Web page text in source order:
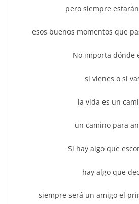
pero siempre
esos buenos momentos que
No importa dónde
si vienes o si
la vida es un
un camino para
Si hay algo que
hay algo que
siempre será un amigo el